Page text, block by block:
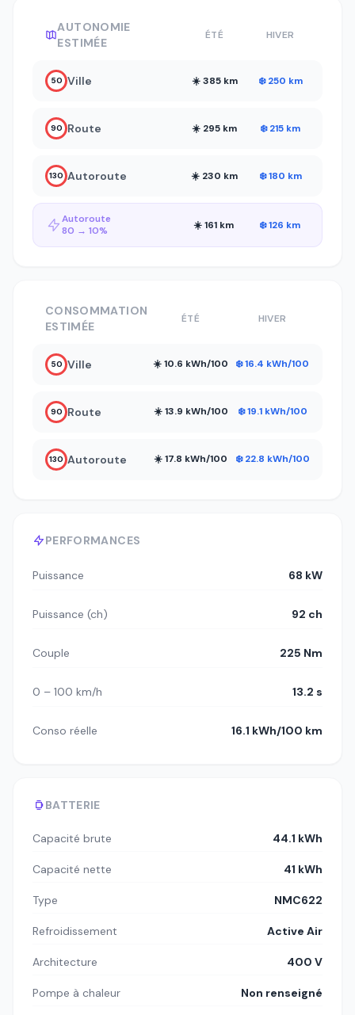
AUTONOMIE
ESTIMÉE
ÉTÉ HIVER
50 Ville ☀️ 385 km ❄️ 250 km
90 Route ☀️ 295 km ❄️ 215 km
130 Autoroute ☀️ 230 km ❄️ 180 km
Autoroute
80 → 10%
☀️ 161 km ❄️ 126 km
PERFORMANCES
Puissance 68 kW
Puissance (ch) 92 ch
Couple 225 Nm
0 – 100 km/h 13.2 s
Conso réelle 16.1 kWh/100 km
BATTERIE
Capacité brute 44.1 kWh
Capacité nette 41 kWh
Type NMC622
Refroidissement Active Air
Architecture 400 V
Pompe à chaleur Non renseigné
CONSOMMATION
ESTIMÉE
ÉTÉ HIVER
50 Ville ☀️ 10.6 kWh/100 ❄️ 16.4 kWh/100
90 Route ☀️ 13.9 kWh/100 ❄️ 19.1 kWh/100
130 Autoroute ☀️ 17.8 kWh/100 ❄️ 22.8 kWh/100